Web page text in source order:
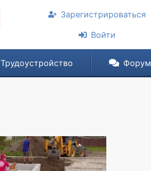
Зарегистрироваться
Войти
Трудоустройство Форум